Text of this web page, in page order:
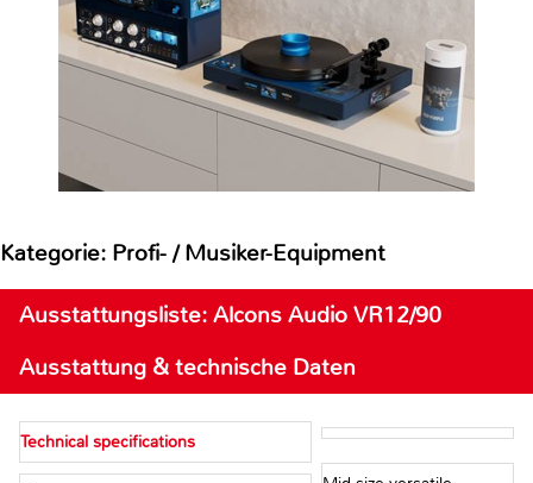
Kategorie: Profi- / Musiker-Equipment
Ausstattungsliste: Alcons Audio VR12/90
Ausstattung & technische Daten
Technical specifications